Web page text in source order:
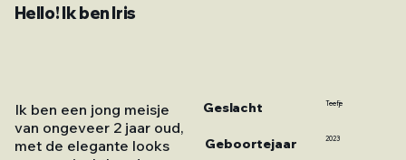
Hello! Ik ben Iris
Ik ben een jong meisje
van ongeveer 2 jaar oud,
met de elegante looks
Geslacht
Geboortejaar
Teefje
2023